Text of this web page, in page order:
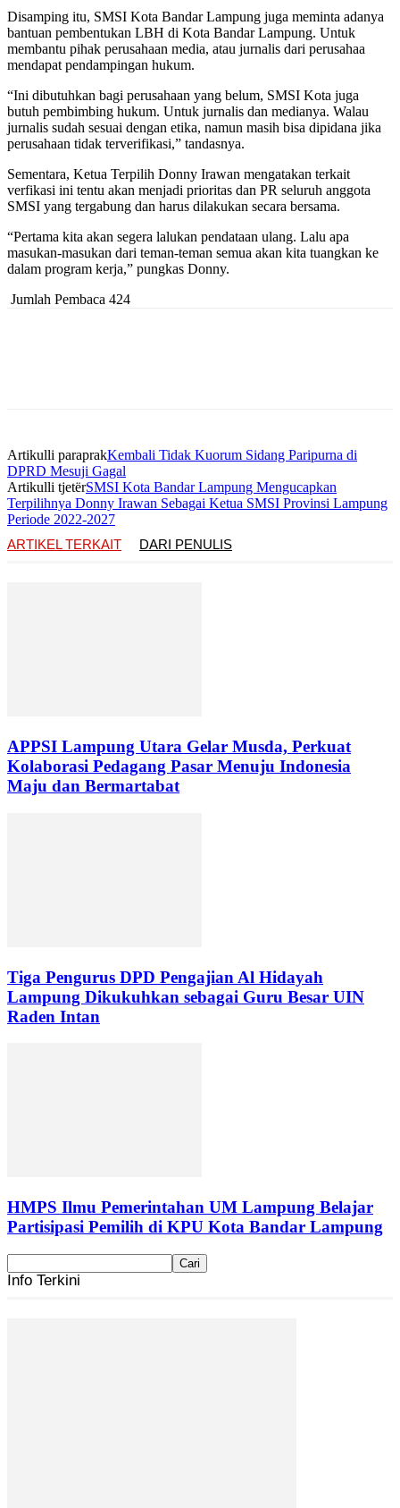
Disamping itu, SMSI Kota Bandar Lampung juga meminta adanya
bantuan pembentukan LBH di Kota Bandar Lampung. Untuk
membantu pihak perusahaan media, atau jurnalis dari perusahaa
mendapat pendampingan hukum.
“Ini dibutuhkan bagi perusahaan yang belum, SMSI Kota juga
butuh pembimbing hukum. Untuk jurnalis dan medianya. Walau
jurnalis sudah sesuai dengan etika, namun masih bisa dipidana jika
perusahaan tidak terverifikasi,” tandasnya.
Sementara, Ketua Terpilih Donny Irawan mengatakan terkait
verfikasi ini tentu akan menjadi prioritas dan PR seluruh anggota
SMSI yang tergabung dan harus dilakukan secara bersama.
“Pertama kita akan segera lalukan pendataan ulang. Lalu apa
masukan-masukan dari teman-teman semua akan kita tuangkan ke
dalam program kerja,” pungkas Donny.
Jumlah Pembaca 424
Artikulli paraprakKembali Tidak Kuorum Sidang Paripurna di
DPRD Mesuji Gagal
Artikulli tjetërSMSI Kota Bandar Lampung Mengucapkan
Terpilihnya Donny Irawan Sebagai Ketua SMSI Provinsi Lampung
Periode 2022-2027
ARTIKEL TERKAIT
DARI PENULIS
APPSI Lampung Utara Gelar Musda, Perkuat
Kolaborasi Pedagang Pasar Menuju Indonesia
Maju dan Bermartabat
Tiga Pengurus DPD Pengajian Al Hidayah
Lampung Dikukuhkan sebagai Guru Besar UIN
Raden Intan
HMPS Ilmu Pemerintahan UM Lampung Belajar
Partisipasi Pemilih di KPU Kota Bandar Lampung
Info Terkini